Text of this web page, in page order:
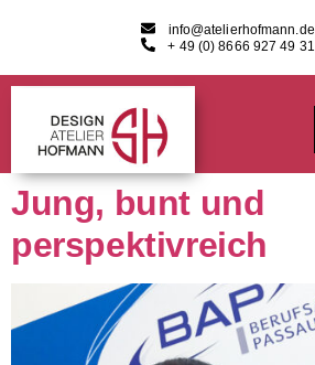
info@atelierhofmann.de
+ 49 (0) 8666 927 49 31
Jung, bunt und
perspektivreich